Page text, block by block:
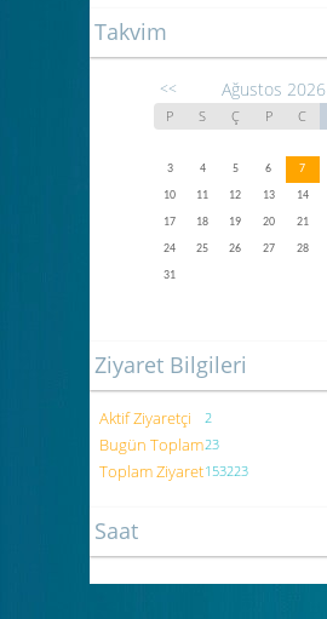
Takvim
<< Ağustos 2026
P S Ç P C
3
4 5 6 7
10
11 12 13 14
17
18 19 20 21
24
25 26 27 28
31
Ziyaret Bilgileri
Aktif Ziyaretçi 2
Bugün Toplam23
Toplam Ziyaret153223
Saat